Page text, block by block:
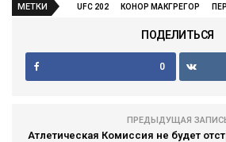
МЕТКИ UFC 202 КОНОР МАКГРЕГОР
ПОДЕЛИТЬСЯ
0
ПРЕДЫДУЩАЯ
Атлетическая Комиссия не будет